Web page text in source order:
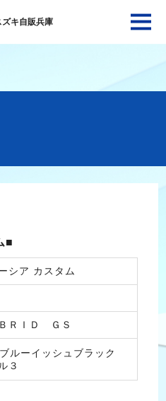
キ自販兵庫
■
シア カスタム
ＲＩＤ ＧＳ
ルーイッシュブラック
３